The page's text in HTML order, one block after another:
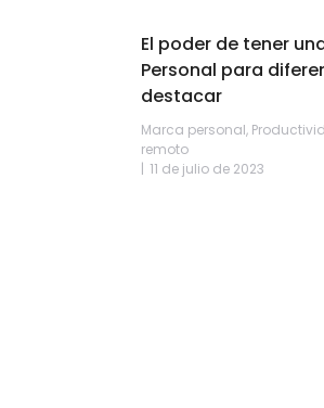
El poder de tener
Personal para
destacar
Marca personal,
remoto
11 de julio de 2023